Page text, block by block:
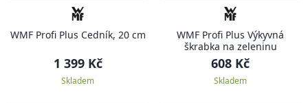
WMF Profi Plus Cedník, 20 cm
1 399 Kč
Skladem
WMF Profi Plus Výkyvná
škrabka na zeleninu
608 Kč
Skladem